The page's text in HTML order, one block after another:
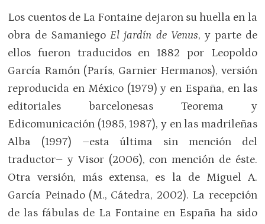
Los cuentos de La Fontaine dejaron su huella en la
obra de SamaniegoEl jardín de Venus, y parte de
ellos fueron traducidos en 1882 por Leopoldo
García Ramón (París, Garnier Hermanos), versión
reproducida en México (1979) y en España, en las
editoriales barcelonesas Teorema y
Edicomunicación (1985, 1987), y en las madrileñas
Alba (1997) –esta última sin mención del
traductor– y Visor (2006), con mención de éste.
Otra versión, más extensa, es la de Miguel A.
García Peinado (M., Cátedra, 2002). La recepción
de las fábulas de La Fontaine en España ha sido